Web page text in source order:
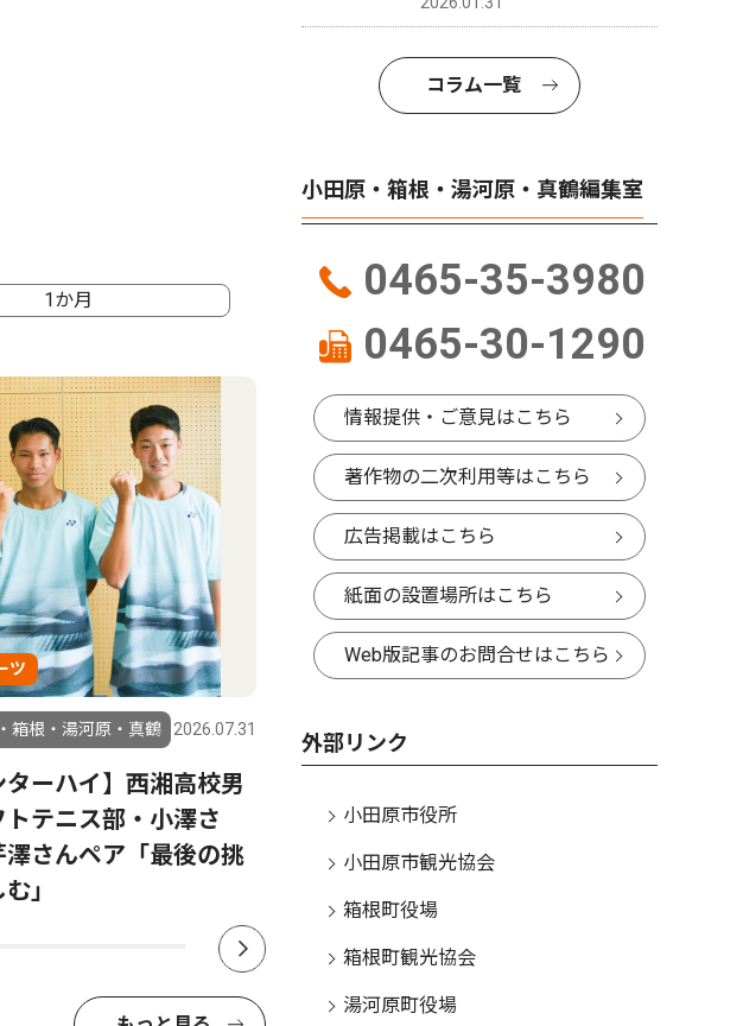
1か月
ツ
箱根・湯河原・真鶴 2026.07.31
ターハイ】西湘高校男
トテニス部・小澤さ
澤さんペア「最後の挑
」
4
社会
小田原・箱根・湯河原・真鶴
原市内で撮影シーズン 2026
年は8月11日から
コラム一覧
小田原・箱根・湯河原・真鶴編集室
0465-35-3980
0465-30-1290
情報提供・ご意見はこちら
著作物の二次利用等はこちら
広告掲載はこちら
紙面の設置場所はこちら
Web版記事のお問合せはこちら
外部リンク
小田原市役所
小田原市観光協会
箱根町役場
箱根町観光協会
湯河原町役場